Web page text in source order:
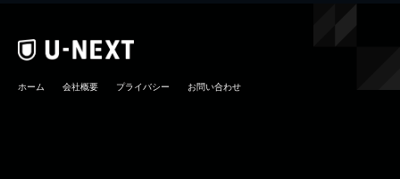
ホーム 会社概要 プライバシー お問い合わせ